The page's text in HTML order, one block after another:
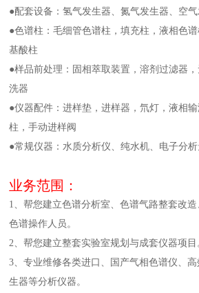
●配套设备：氢气发生器、氮气发生器、空
●色谱柱：毛细管色谱柱，填充柱，液相色
基酸柱
●样品前处理：固相萃取装置，溶剂过滤器
洗器
●仪器配件：进样垫，进样器，氘灯，液相
柱，手动进样阀
●常规仪器：水质分析仪、纯水机、电子分
业务范围：
1、帮您建立色谱分析室、色谱气路整套改
色谱操作人员。
2、帮您建立整套实验室规划与成套仪器项目
3、专业维修各类进口、国产气相色谱仪、
生器等分析仪器。